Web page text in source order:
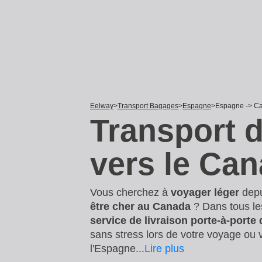
Eelway Transport Bagages Espagne Espagne ->
Transport
vers le
Vous cherchez à voyager léger
être cher au Canada ? Dans tous
service de livraison porte-à-porte
sans stress lors de votre voyage ou
l'Espagne...Lire plus